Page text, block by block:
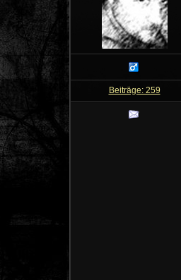
Beiträge: 259